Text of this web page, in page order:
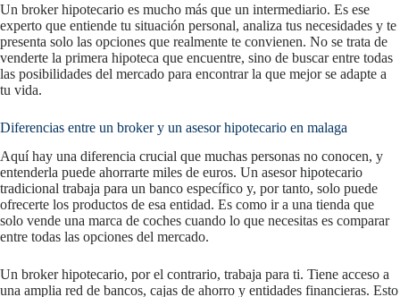
Un broker hipotecario es mucho más que un intermediario. Es ese
experto que entiende tu situación personal, analiza tus necesidades y te
presenta solo las opciones que realmente te convienen. No se trata de
venderte la primera hipoteca que encuentre, sino de buscar entre todas
las posibilidades del mercado para encontrar la que mejor se adapte a
tu vida.
Diferencias entre un broker y un asesor hipotecario en malaga
Aquí hay una diferencia crucial que muchas personas no conocen, y
entenderla puede ahorrarte miles de euros. Un asesor hipotecario
tradicional trabaja para un banco específico y, por tanto, solo puede
ofrecerte los productos de esa entidad. Es como ir a una tienda que
solo vende una marca de coches cuando lo que necesitas es comparar
entre todas las opciones del mercado.
Un broker hipotecario, por el contrario, trabaja para ti. Tiene acceso a
una amplia red de bancos, cajas de ahorro y entidades financieras. Esto